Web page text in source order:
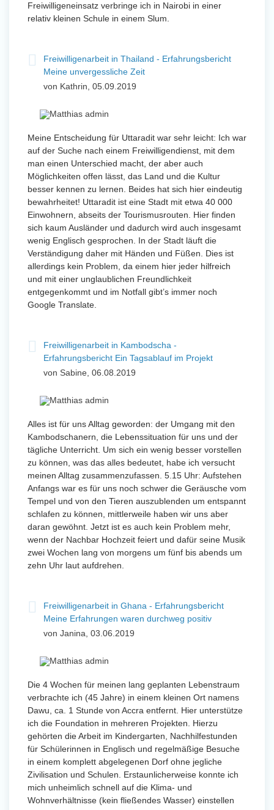
Freiwilligeneinsatz verbringe ich in Nairobi in einer
relativ kleinen Schule in einem Slum.
Freiwilligenarbeit in Thailand - Erfahrungsbericht
Meine unvergessliche Zeit
von Kathrin, 05.09.2019
Meine Entscheidung für Uttaradit war sehr leicht: Ich war
auf der Suche nach einem Freiwilligendienst, mit dem
man einen Unterschied macht, der aber auch
Möglichkeiten offen lässt, das Land und die Kultur
besser kennen zu lernen. Beides hat sich hier eindeutig
bewahrheitet! Uttaradit ist eine Stadt mit etwa 40 000
Einwohnern, abseits der Tourismusrouten. Hier finden
sich kaum Ausländer und dadurch wird auch insgesamt
wenig Englisch gesprochen. In der Stadt läuft die
Verständigung daher mit Händen und Füßen. Dies ist
allerdings kein Problem, da einem hier jeder hilfreich
und mit einer unglaublichen Freundlichkeit
entgegenkommt und im Notfall gibt’s immer noch
Google Translate.
Freiwilligenarbeit in Kambodscha -
Erfahrungsbericht Ein Tagsablauf im Projekt
von Sabine, 06.08.2019
Alles ist für uns Alltag geworden: der Umgang mit den
Kambodschanern, die Lebenssituation für uns und der
tägliche Unterricht. Um sich ein wenig besser vorstellen
zu können, was das alles bedeutet, habe ich versucht
meinen Alltag zusammenzufassen. 5.15 Uhr: Aufstehen
Anfangs war es für uns noch schwer die Geräusche vom
Tempel und von den Tieren auszublenden um entspannt
schlafen zu können, mittlerweile haben wir uns aber
daran gewöhnt. Jetzt ist es auch kein Problem mehr,
wenn der Nachbar Hochzeit feiert und dafür seine Musik
zwei Wochen lang von morgens um fünf bis abends um
zehn Uhr laut aufdrehen.
Freiwilligenarbeit in Ghana - Erfahrungsbericht
Meine Erfahrungen waren durchweg positiv
von Janina, 03.06.2019
Die 4 Wochen für meinen lang geplanten Lebenstraum
verbrachte ich (45 Jahre) in einem kleinen Ort namens
Dawu, ca. 1 Stunde von Accra entfernt. Hier unterstütze
ich die Foundation in mehreren Projekten. Hierzu
gehörten die Arbeit im Kindergarten, Nachhilfestunden
für Schülerinnen in Englisch und regelmäßige Besuche
in einem komplett abgelegenen Dorf ohne jegliche
Zivilisation und Schulen. Erstaunlicherweise konnte ich
mich unheimlich schnell auf die Klima- und
Wohnverhältnisse (kein fließendes Wasser) einstellen